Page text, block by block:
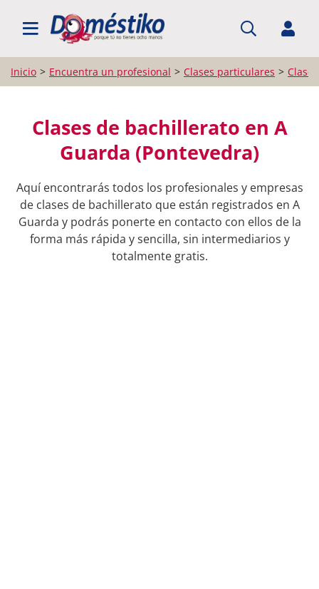
BUSCAR PROFESIONALES
Inicio Encuentra un profesional Clases particulares
Clases de bachillerato en A
Guarda (Pontevedra)
Aquí encontrarás todos los profesionales y empresas
de clases de bachillerato que están registrados en A
Guarda y podrás ponerte en contacto con ellos de la
forma más rápida y sencilla, sin intermediarios y
totalmente gratis.